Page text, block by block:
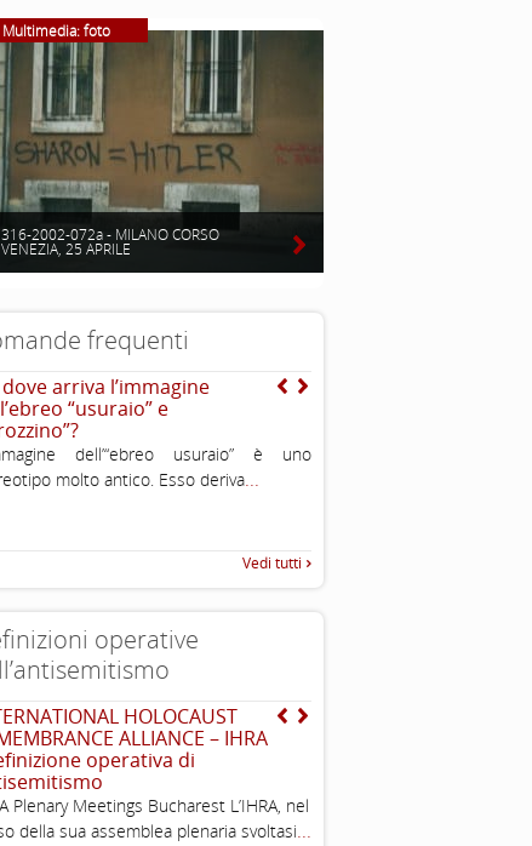
Multimedia: foto
316-2002-072a - MILANO CORSO
VENEZIA, 25 APRILE
frequenti
arriva l’immagine
“usuraio” e
dell’“ebreo usuraio” è uno
molto antico. Esso deriva...
Vedi tutti
operative
HOLOCAUST
ALLIANCE – IHRA
operativa di
Plenary Meetings Bucharest L’IHRA, nel
della sua assemblea plenaria svoltasi...